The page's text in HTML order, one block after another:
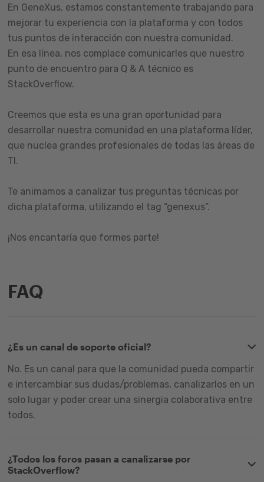
En GeneXus, estamos constantemente trabajando para
mejorar tu experiencia con la plataforma y con todos
tus puntos de interacción con nuestra comunidad.
En esa línea, nos complace comunicarles que nuestro
punto de encuentro para Q & A técnico es
StackOverflow.
Creemos que esta es una gran oportunidad para
desarrollar nuestra comunidad en una plataforma líder,
que nuclea grandes profesionales de todas las áreas de
TI.
Te animamos a canalizar tus preguntas técnicas por
dicha plataforma, utilizando el tag “genexus”.
¡Nos encantaría que formes parte!
FAQ
¿Es un canal de soporte oficial?
No. Es un canal para que la comunidad pueda compartir
e intercambiar sus dudas/problemas, canalizarlos en un
solo lugar y poder crear una sinergia colaborativa entre
todos.
¿Todos los foros pasan a canalizarse por
StackOverflow?